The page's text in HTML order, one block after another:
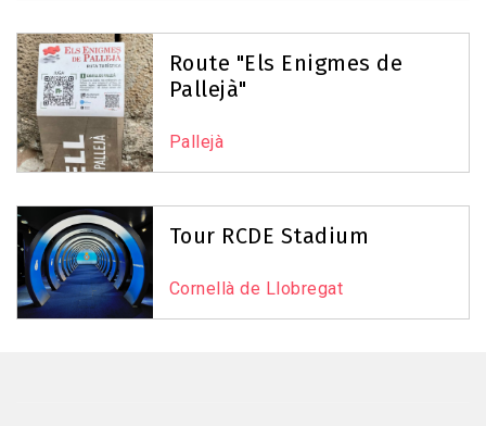
Route "Els Enigmes de
Pallejà"
Pallejà
Tour RCDE Stadium
Cornellà de Llobregat